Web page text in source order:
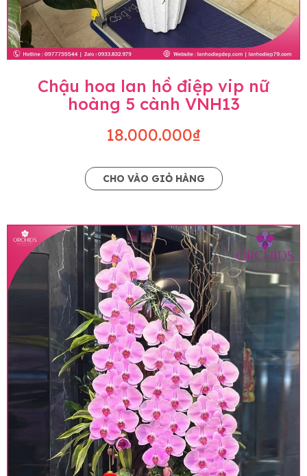
Chậu hoa lan hồ điệp vip nữ
hoàng 5 cành VNH13
18.000.000₫
CHO VÀO GIỎ HÀNG